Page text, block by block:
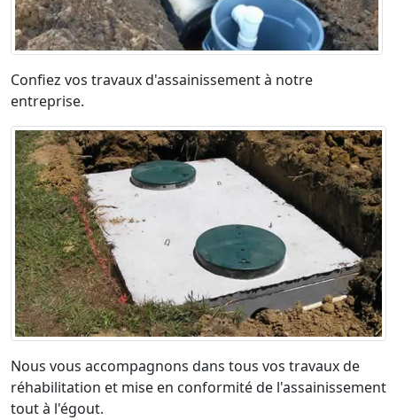
Confiez vos travaux d'assainissement à notre
entreprise.
Nous vous accompagnons dans tous vos travaux de
réhabilitation et mise en conformité de l'assainissement
tout à l'égout.